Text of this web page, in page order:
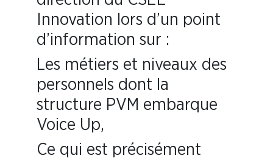
Innovation lors d’un point
d’information sur :
Les métiers et niveaux des
personnels dont la
structure PVM embarque
Voice Up,
Ce qui est précisément